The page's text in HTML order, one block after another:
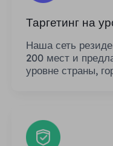
Таргетинг на
Наша сеть
200 мест и
уровне страны,